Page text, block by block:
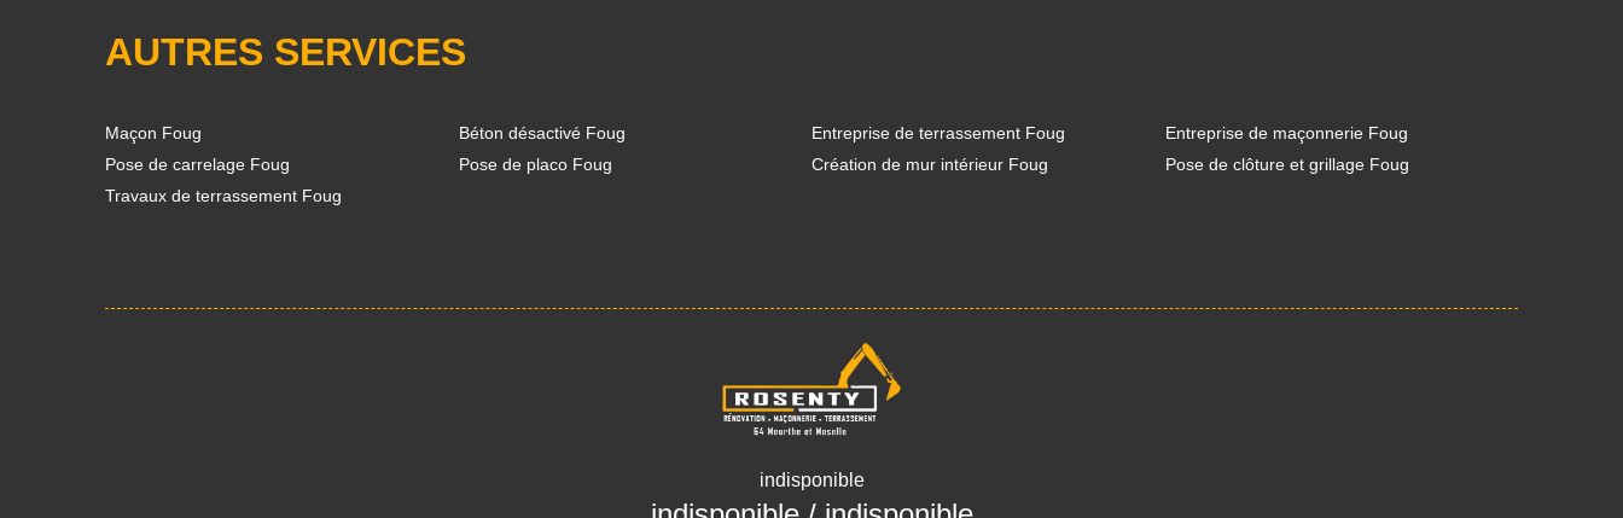
AUTRES SERVICES
Maçon Foug Béton désactivé Foug Entreprise de terrassement Foug
Entreprise de maçonnerie Foug
Pose de carrelage Foug
Pose de placo Foug Création de mur intérieur Foug
Pose de clôture et grillage Foug
Travaux de terrassement Foug
indisponible